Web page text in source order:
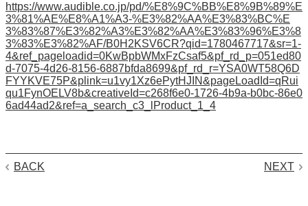
https://www.audible.co.jp/pd/%E8%9C%BB%E8%9B%89%E
3%81%AE%E8%A1%A3-%E3%82%AA%E3%83%BC%E
3%83%87%E3%82%A3%E3%82%AA%E3%83%96%E3%8
3%83%E3%82%AF/B0H2KSV6CR?qid=1780467717&sr=1-
4&ref_pageloadid=0KwBpbWMxFzCsaf5&pf_rd_p=051ed80
d-7075-4d26-8156-6887bfda8699&pf_rd_r=YSA0WT58Q6D
FYYKVE75P&plink=u1vy1Xz6ePytHJIN&pageLoadId=qRui
qu1FynOELV8b&creativeId=c268f6e0-1726-4b9a-b0bc-86e0
6ad44ad2&ref=a_search_c3_lProduct_1_4
NEXT
BACK